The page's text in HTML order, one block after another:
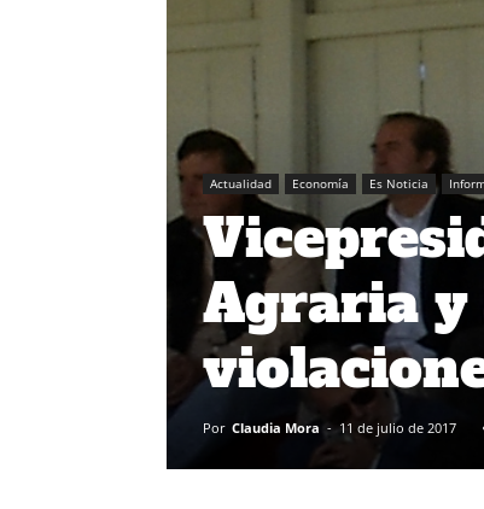
Actualidad Economía Es Noticia
Agraria y
Por Claudia Mora - 11 de julio de 2017